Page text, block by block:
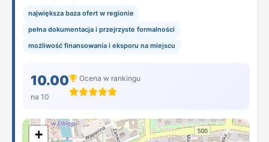
największa baza ofert w regionie
pełna dokumentacja i przejrzyste formalności
możliwość finansowania i eksporu na miejscu
10.00
na 10
Ocena w rankingu
+